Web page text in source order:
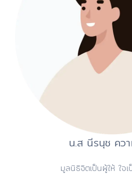
น.ส นีรนุช คว
มูลนิธิจิตเป็นผู้ให้ ใจ